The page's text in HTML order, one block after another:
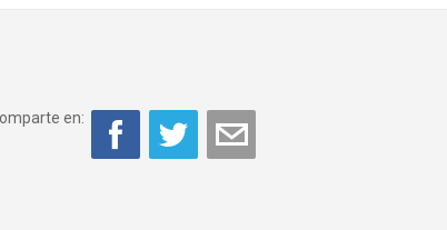
en: